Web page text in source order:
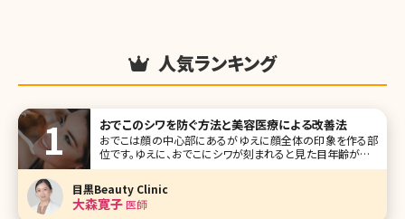
人気ランキング
おでこのシワを防ぐ方法と美容医療による改善法
おでこは顔の中心部にあるがゆえに顔全体の印象を作る部
位です。ゆえに、おでこにシワが刻まれると見た目年齢が高く
なる印象を与えてしまいます。 おでこのシワは加齢によって
習慣にもシワが増える原因が隠れています。 本記事ではお
でこのシワができ
目黒Beauty Clinic
大森寛子医師